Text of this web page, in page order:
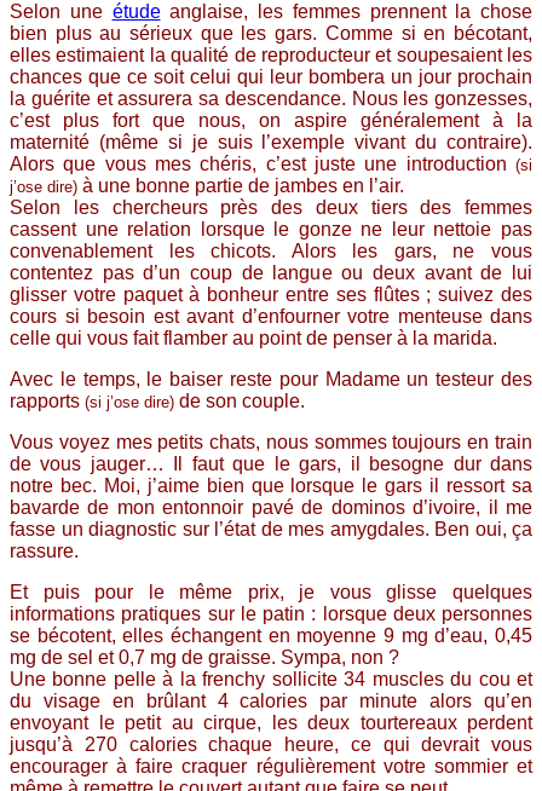
Selon une étudeanglaise, les femmes prennent la chose
bien plus au sérieux que les gars. Comme si en bécotant,
elles estimaient la qualité de reproducteur et soupesaient les
chances que ce soit celui qui leur bombera un jour prochain
la guérite et assurera sa descendance. Nous les gonzesses,
c’est plus fort que nous, on aspire généralement à la
maternité (même si je suis l’exemple vivant du contraire).
Alors que vous mes chéris, c’est juste une introduction (si
j’ose dire) à une bonne partie de jambes en l’air.
Selon les chercheurs près des deux tiers des femmes
cassent une relation lorsque le gonze ne leur nettoie pas
convenablement les chicots. Alors les gars, ne vous
contentez pas d’un coup de langue ou deux avant de lui
glisser votre paquet à bonheur entre ses flûtes ; suivez des
cours si besoin est avant d’enfourner votre menteuse dans
celle qui vous fait flamber au point de penser à la marida.
Avec le temps, le baiser reste pour Madame un testeur des
rapports (si j’ose dire) de son couple.
Vous voyez mes petits chats, nous sommes toujours en train
de vous jauger… Il faut que le gars, il besogne dur dans
notre bec. Moi, j’aime bien que lorsque le gars il ressort sa
bavarde de mon entonnoir pavé de dominos d’ivoire, il me
fasse un diagnostic sur l’état de mes amygdales. Ben oui, ça
rassure.
Et puis pour le même prix, je vous glisse quelques
informations pratiques sur le patin : lorsque deux personnes
se bécotent, elles échangent en moyenne 9 mg d’eau, 0,45
mg de sel et 0,7 mg de graisse. Sympa, non ?
Une bonne pelle à la frenchy sollicite 34 muscles du cou et
du visage en brûlant 4 calories par minute alors qu’en
envoyant le petit au cirque, les deux tourtereaux perdent
jusqu’à 270 calories chaque heure, ce qui devrait vous
encourager à faire craquer régulièrement votre sommier et